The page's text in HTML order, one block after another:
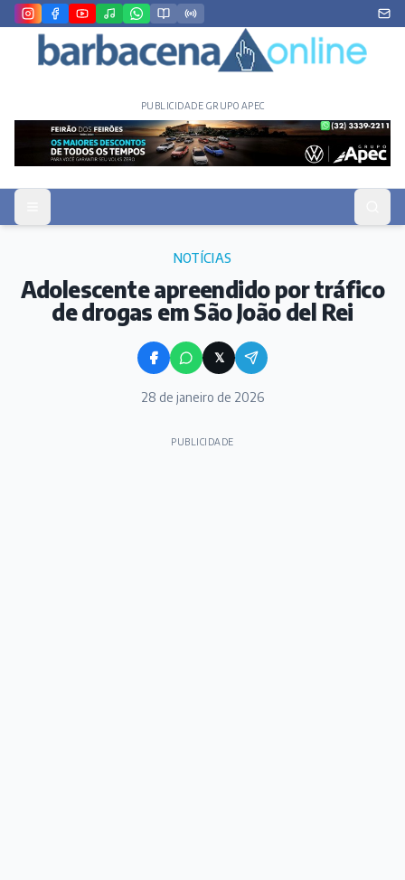
PUBLICIDADE GRUPO APEC
NOTÍCIAS
Adolescente apreendido por tráfico
de drogas em São João del Rei
𝕏
28 de janeiro de 2026
PUBLICIDADE